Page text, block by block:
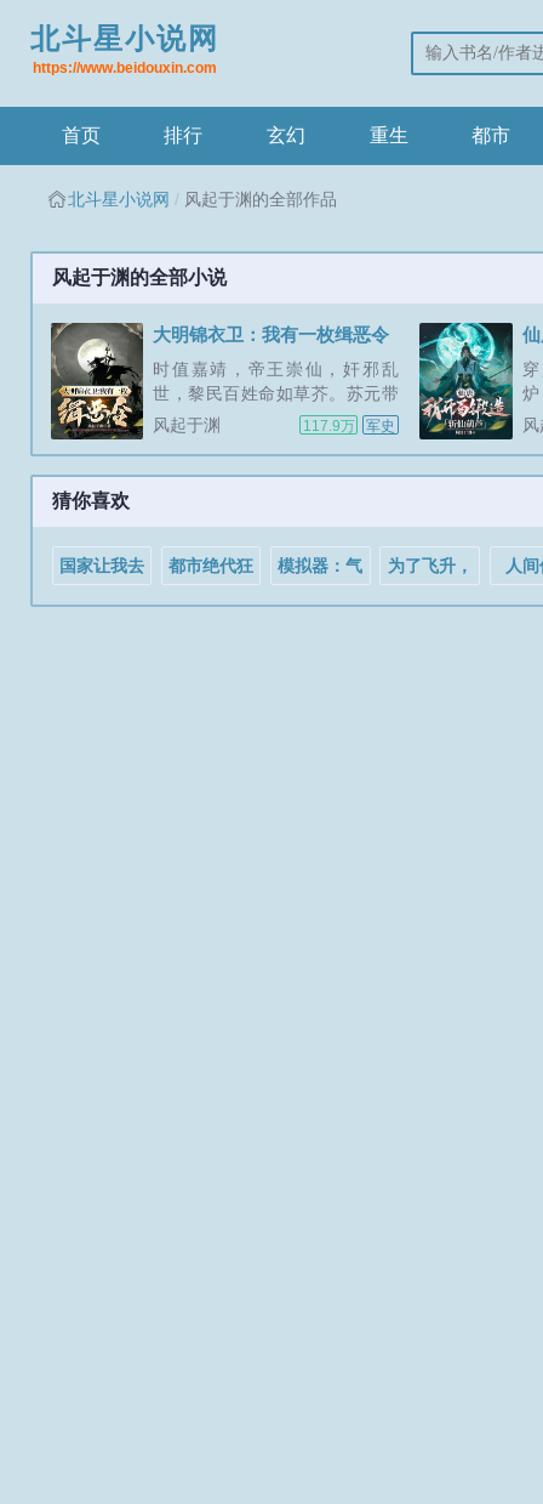
北斗星小说网
https://www.beidouxin.com
首页 排行 玄幻 重生 都市
北斗星小说网 风起于渊的全部作品
风起于渊的全部小说
大明锦衣卫：我有一枚缉恶令
时值嘉靖，帝王崇仙，奸邪乱
世，黎民百姓命如草芥。苏元带
狴犴腰牌穿越至高武大明，加入
为，功法武...
风起于渊 117.9万 军史
猜你喜欢
国家让我去
当猫
都市绝代狂
医
模拟器：气
运被偷后炮
为了飞升，
我只好去做
人